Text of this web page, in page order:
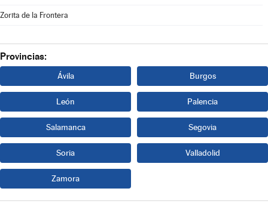
Zorita de la Frontera
Provincias:
Ávila Burgos
León Palencia
Salamanca Segovia
Soria Valladolid
Zamora